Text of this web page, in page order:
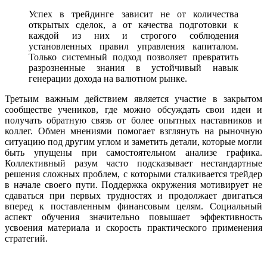
Успех в трейдинге зависит не от количества
открытых сделок, а от качества подготовки к
каждой из них и строгого соблюдения
установленных правил управления капиталом.
Только системный подход позволяет превратить
разрозненные знания в устойчивый навык
генерации дохода на валютном рынке.
Третьим важным действием является участие в закрытом
сообществе учеников, где можно обсуждать свои идеи и
получать обратную связь от более опытных наставников и
коллег. Обмен мнениями помогает взглянуть на рыночную
ситуацию под другим углом и заметить детали, которые могли
быть упущены при самостоятельном анализе графика.
Коллективный разум часто подсказывает нестандартные
решения сложных проблем, с которыми сталкивается трейдер
в начале своего пути. Поддержка окружения мотивирует не
сдаваться при первых трудностях и продолжает двигаться
вперед к поставленным финансовым целям. Социальный
аспект обучения значительно повышает эффективность
усвоения материала и скорость практического применения
стратегий.